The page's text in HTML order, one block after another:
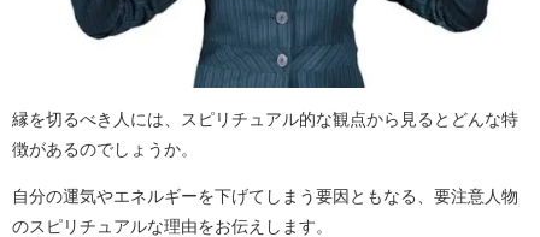
縁を切るべき人には、スピリチュアル的な観点から見るとどんな特
徴があるのでしょうか。
自分の運気やエネルギーを下げてしまう要因ともなる、要注意人物
のスピリチュアルな理由をお伝えします。